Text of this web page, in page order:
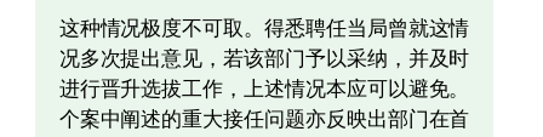
这种情况极度不可取。得悉聘任当局曾就这情
况多次提出意见，若该部门予以采纳，并及时
进行晋升选拔工作，上述情况本应可以避免。
个案中阐述的重大接任问题亦反映出部门在首